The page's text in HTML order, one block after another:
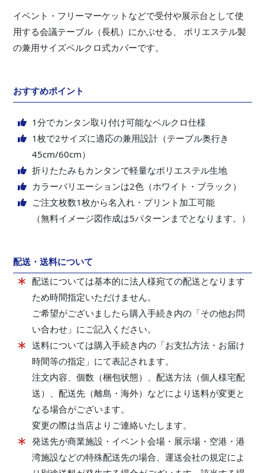
イベント・フリーマーケットなどで受付や展示台として使
用する会議テーブル（長机）にかぶせる、 ポリエステル製
の兼用サイズベルクロ式カバーです。
おすすめポイント
1分でカンタン取り付け可能なベルクロ仕様
1枚で2サイズに適応の兼用設計（テーブル奥行き
45cm/60cm）
折りたたみもカンタンで軽量なポリエステル生地
カラーバリエーションは2色（ホワイト・ブラック）
ご注文枚数1枚から名入れ・プリント加工可能
（無料イメージ図作成は5パターンまでとなります。）
配送・送料について
配送については基本的に法人様宛ての配送となります
ため時間指定いただけません。
ご希望がございましたら購入手続き内の「その他お問
い合わせ」にご記入ください。
送料については購入手続き内の「お支払方法・お届け
時間等の指定」にて表記されます。
注文内容、個数（梱包状態）、配送方法（個人様宅配
送）、配送先（離島・海外）などにより送料が変更と
なる場合がございます。
変更の際は当店よりご連絡いたします。
発送先が商業施設・イベント会場・展示場・空港・港
湾施設などの特殊配送先の場合、運送会社の規定によ